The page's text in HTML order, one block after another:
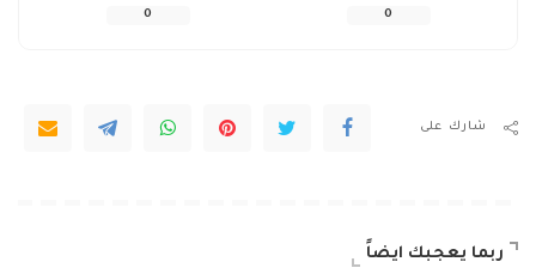
0
0
شارك على
ربما يعجبك ايضاً